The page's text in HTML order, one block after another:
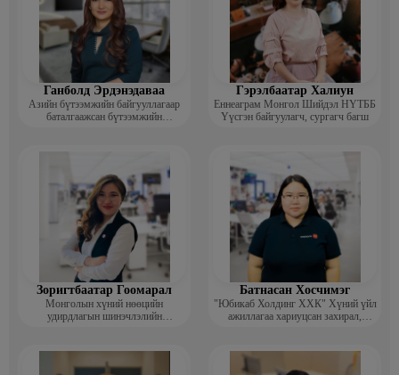
Ганболд Эрдэнэдаваа
Азийн бүтээмжийн байгууллагаар
баталгаажсан бүтээмжийн
Гэрэлбаатар Халиун
Еннеаграм Монгол Шийдэл НҮТББ
Үүсгэн байгуулагч, сургагч багш
Зоригтбаатар Гоомарал
Монголын хүний нөөцийн
удирдлагын шинэчлэлийн
Батнасан Хосчимэг
"Юбикаб Холдинг ХХК" Хүний үйл
ажиллагаа хариуцсан захирал,